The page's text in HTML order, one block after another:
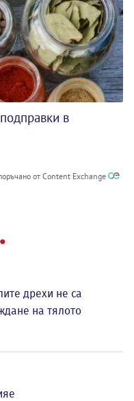
в
от Content Exchange
дрехи не са
на тялото